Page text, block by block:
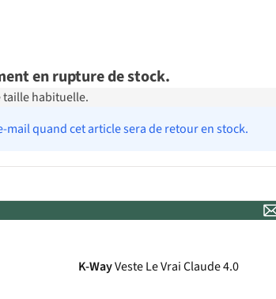
en rupture de stock.
taille habituelle.
mail quand cet article sera de retour en stock.
K-WayVeste Le Vrai Claude 4.0